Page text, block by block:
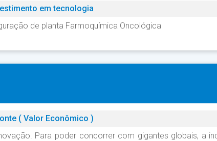
em tecnologia
de planta Farmoquímica Oncológica
( Valor Econômico )
Para poder concorrer com gigantes globais, a